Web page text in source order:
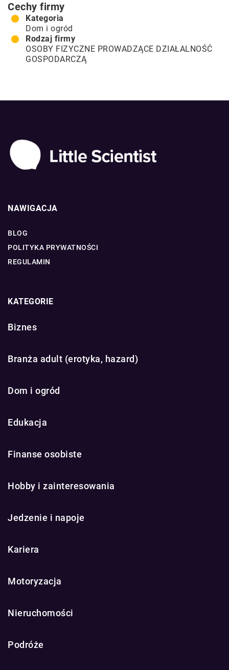
Cechy firmy
Kategoria
Dom i ogród
Rodzaj firmy
OSOBY FIZYCZNE PROWADZĄCE DZIAŁALNOŚĆ
GOSPODARCZĄ
NAWIGACJA
BLOG
POLITYKA PRYWATNOŚCI
REGULAMIN
KATEGORIE
Biznes
Branża adult (erotyka, hazard)
Dom i ogród
Edukacja
Finanse osobiste
Hobby i zainteresowania
Jedzenie i napoje
Kariera
Motoryzacja
Nieruchomości
Podróże